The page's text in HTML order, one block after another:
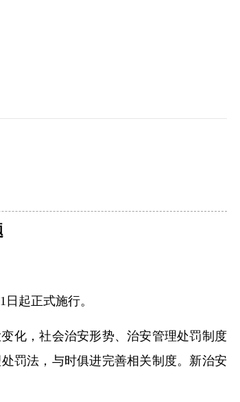
起正式施行。
化，社会治安形势、治安管理处罚制度
罚法，与时俱进完善相关制度。新治安